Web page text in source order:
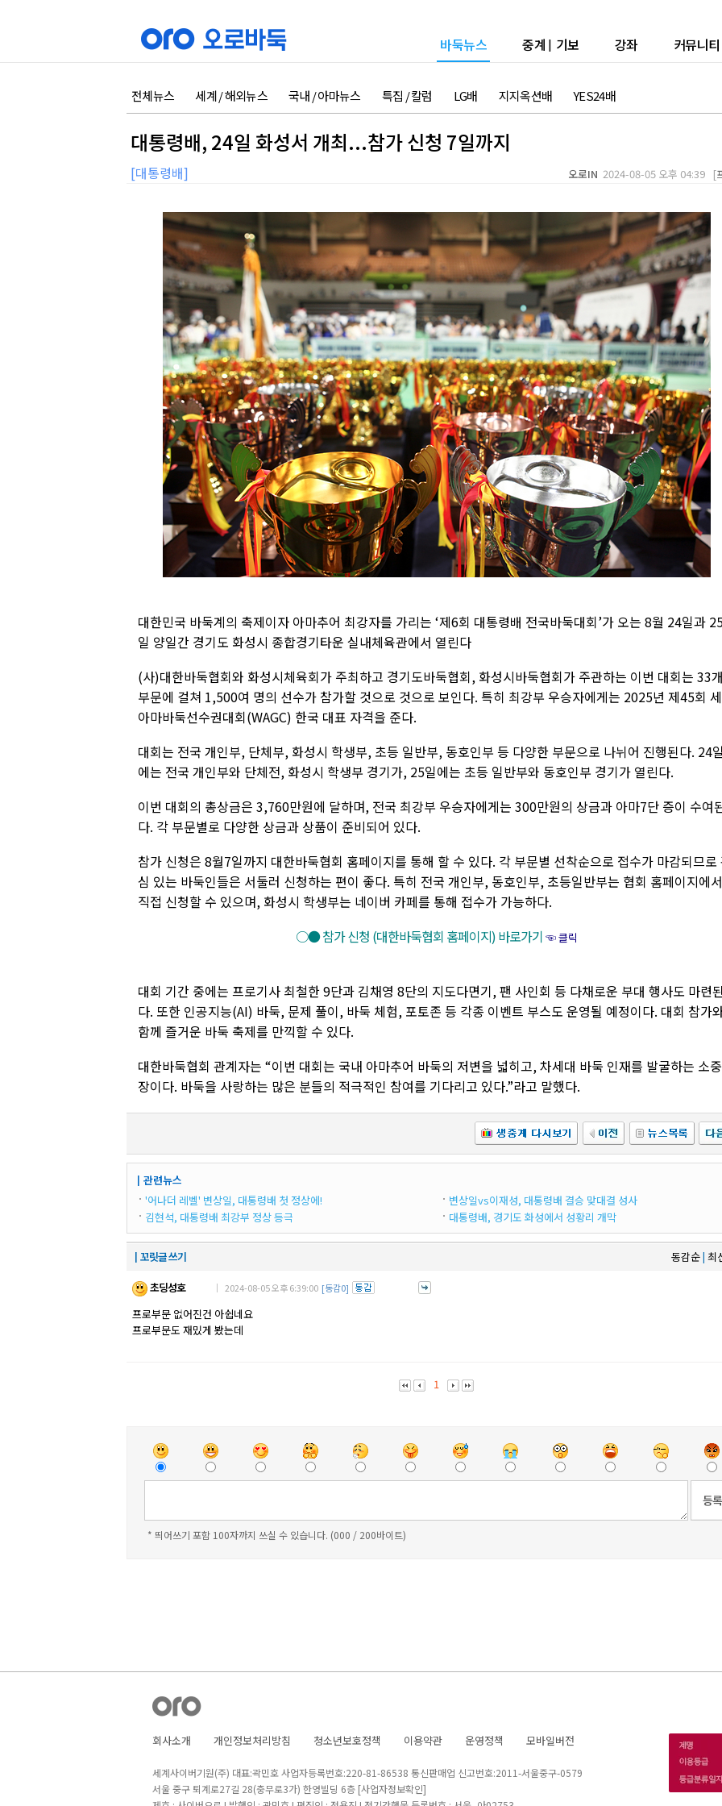
바둑뉴스 중계 | 기보 강좌 커뮤니티
전체뉴스 세계 / 해외뉴스 국내 / 아마뉴스 특집 / 칼럼 LG배 지지옥션배 YES24배
대통령배, 24일 화성서 개최...참가 신청 7일까지
[대통령배] 오로IN 2024-08-05 오후 04:39 [
대한민국 바둑계의 축제이자 아마추어 최강자를 가리는 ‘제6회 대통령배 전국바둑대회’가 오는 8월 24일과
일 양일간 경기도 화성시 종합경기타운 실내체육관에서 열린다
(사)대한바둑협회와 화성시체육회가 주최하고 경기도바둑협회, 화성시바둑협회가 주관하는 이번 대회는 33
부문에 걸쳐 1,500여 명의 선수가 참가할 것으로 것으로 보인다. 특히 최강부 우승자에게는 2025년 제45회
아마바둑선수권대회(WAGC) 한국 대표 자격을 준다.
대회는 전국 개인부, 단체부, 화성시 학생부, 초등 일반부, 동호인부 등 다양한 부문으로 나뉘어 진행된다. 24
에는 전국 개인부와 단체전, 화성시 학생부 경기가, 25일에는 초등 일반부와 동호인부 경기가 열린다.
이번 대회의 총상금은 3,760만원에 달하며, 전국 최강부 우승자에게는 300만원의 상금과 아마7단 증이 수여
다. 각 부문별로 다양한 상금과 상품이 준비되어 있다.
참가 신청은 8월7일까지 대한바둑협회 홈페이지를 통해 할 수 있다. 각 부문별 선착순으로 접수가 마감되므로
심 있는 바둑인들은 서둘러 신청하는 편이 좋다. 특히 전국 개인부, 동호인부, 초등일반부는 협회 홈페이지에서
직접 신청할 수 있으며, 화성시 학생부는 네이버 카페를 통해 접수가 가능하다.
○● 참가 신청 (대한바둑협회 홈페이지) 바로가기 ☜ 클릭
대회 기간 중에는 프로기사 최철한 9단과 김채영 8단의 지도다면기, 팬 사인회 등 다채로운 부대 행사도 마련
다. 또한 인공지능(AI) 바둑, 문제 풀이, 바둑 체험, 포토존 등 각종 이벤트 부스도 운영될 예정이다. 대회 참가
함께 즐거운 바둑 축제를 만끽할 수 있다.
대한바둑협회 관계자는 “이번 대회는 국내 아마추어 바둑의 저변을 넓히고, 차세대 바둑 인재를 발굴하는 소
장이다. 바둑을 사랑하는 많은 분들의 적극적인 참여를 기다리고 있다.”라고 말했다.
┃관련뉴스
'어나더 레벨' 변상일, 대통령배 첫 정상에!
김현석, 대통령배 최강부 정상 등극
변상일vs이재성, 대통령배 결승 맞대결 성사
대통령배, 경기도 화성에서 성황리 개막
┃꼬릿글 쓰기 동감순| 최
초딩성호
｜ 2024-08-05 오후 6:39:00 [동감0]
프로부문 없어진건 아쉽네요
프로부문도 재밌게 봤는데
1
* 띄어쓰기 포함 100자까지 쓰실 수 있습니다. (000 / 200바이트)
회사소개 개인정보처리방침 청소년보호정책 이용약관 운영정책 모바일버전
세계사이버기원(주) 대표:곽민호 사업자등록번호:220-81-86538 통신판매업 신고번호:2011-서울중구-0579
서울 중구 퇴계로27길 28(충무로3가) 한영빌딩 6층 [사업자정보확인]